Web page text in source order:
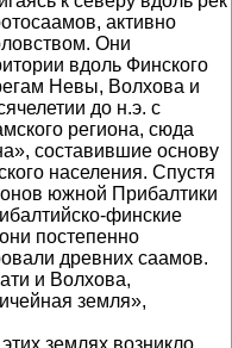
активно
Они
вдоль Финского
Невы, Волхова и
до н.э. с
региона, сюда
составившие основу
населения. Спустя
южной Прибалтики
финские
постепенно
древних саамов.
и Волхова,
земля»,
землях возникло